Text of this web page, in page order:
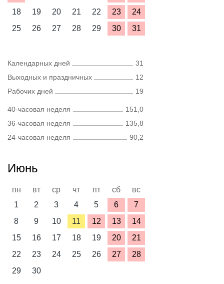
18
19 20 21 22 23
24
25
26 27 28 29 30 31
Календарных дней
31
Выходных и праздничных
12
Рабочих дней
19
40-часовая неделя
151,0
36-часовая неделя
135,8
24-часовая неделя
90,2
Июнь
пн вт ср чт пт сб
вс
1
2 3 4 5 6
7
8
9 10 11 12 13
14
15
16 17 18 19 20
21
22
23 24 25 26 27
28
29
30